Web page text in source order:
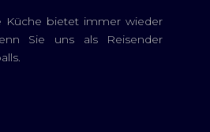
Küche bietet immer wieder
Sie uns als Reisender